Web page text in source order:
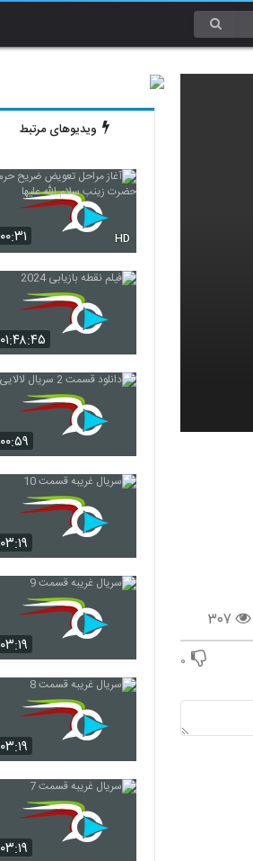
۳۰۷
۰
ویدیوهای مرتبط
۰۰:۳۱ HD
۰۱:۴۸:۴۵
۰۰:۵۹
۰۳:۱۹
۰۳:۱۹
۰۳:۱۹
۰۳:۱۹